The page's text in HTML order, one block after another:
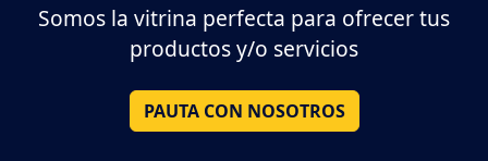
Somos la vitrina perfecta para ofrecer tus
productos y/o servicios
PAUTA CON NOSOTROS